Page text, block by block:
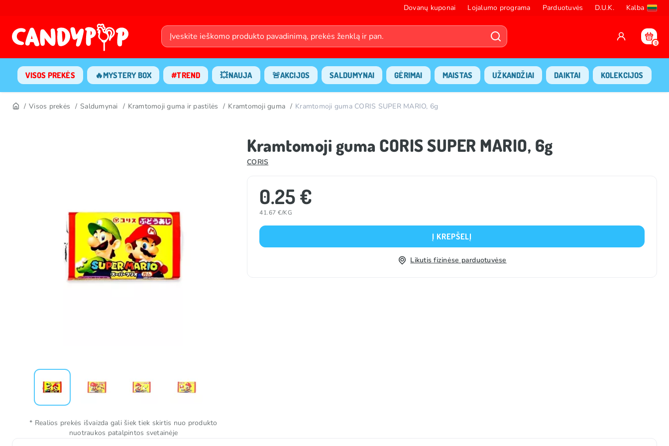
Dovanų kuponai Lojalumo programa Parduotuvės D.U.K. Kalba
0
VISOS PREKĖS 🔥MYSTERY BOX #TREND 💥NAUJA 🚨AKCIJOS SALDUMYNAI GĖRIMAI MAISTAS UŽKANDŽIAI DAIKTAI KOLEKCIJOS
Visos prekės Saldumynai Kramtomoji guma ir pastilės Kramtomoji guma Kramtomoji guma CORIS SUPER MARIO, 6g
Kramtomoji guma CORIS SUPER MARIO, 6g
CORIS
0.25 €
41.67 €/KG
Į KREPŠELĮ
Likutis fizinėse parduotuvėse
* Realios prekės išvaizda gali šiek tiek skirtis nuo produkto
nuotraukos patalpintos svetainėje